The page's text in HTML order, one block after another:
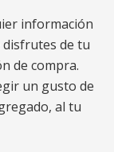
información
disfrutes de tu
de compra.
un gusto de
al tu